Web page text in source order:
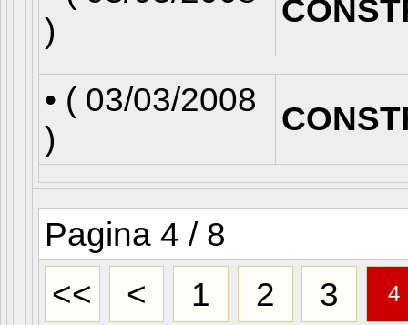
)
• ( 03/03/2008
)
Pagina 4 / 8
<<
< 1 2 3 4